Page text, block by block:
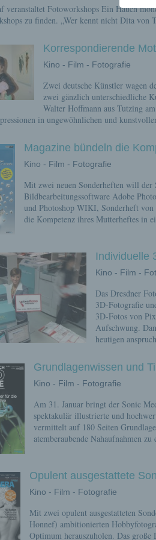
veranstaltet Fotoworkshops Ein Hauch
zu finden. „Wer kennt nicht Dita von
Korrespondierende
Kino - Film - Fotografie
Zwei deutsche Künstler wagen
zwei gänzlich unterschiedliche
Walter Hoffmann aus Tutzing
in ungewöhnlichen und
Magazine bündeln die
Kino - Film - Fotografie
Mit zwei neuen Sonderheften will
Bildbearbeitungssoftware Adobe
und Photoshop WIKI, Sonderheft
die Kompetenz ihres Mutterheftes in
Individuelle
Kino - Film -
Das Dresdner
3D-Fotografie
3D-Fotos von
Aufschwung.
heutigen
Grundlagenwissen und
Kino - Film - Fotografie
Am 31. Januar bringt der Sonic
spektakulär illustrierte und
vermittelt auf 180 Seiten
atemberaubende Nahaufnahmen zu
Opulent ausgestattete
Kino - Film - Fotografie
Mit zwei opulent ausgestatteten
Honnef) ambitionierten
Optimum herauszuholen. Das